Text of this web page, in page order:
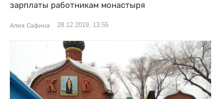
зарплаты работникам монастыря
Алия Сафина 28.12.2019, 13:55